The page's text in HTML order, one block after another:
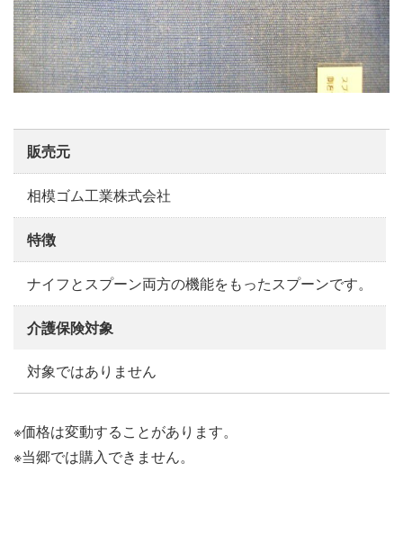
販売元
相模ゴム工業株式会社
特徴
ナイフとスプーン両方の機能をもったスプーンです。
介護保険対象
対象ではありません
※価格は変動することがあります。
※当郷では購入できません。